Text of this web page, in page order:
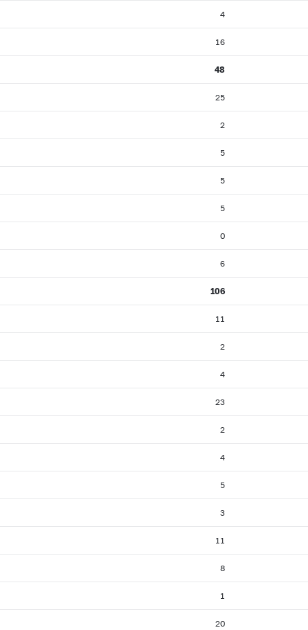
4
16
48
25
2
5
5
5
0
6
106
11
2
4
23
2
4
5
3
11
8
1
20